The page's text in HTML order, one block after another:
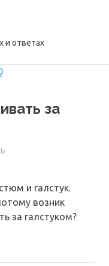
и ответах
за
и галстук.
возник
за галстуком?